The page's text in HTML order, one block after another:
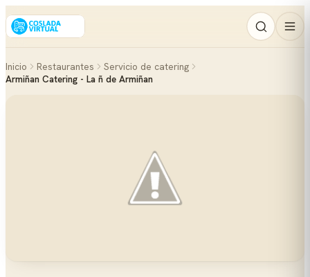
Inicio Restaurantes
Servicio de catering
Armiñan Catering - La ñ de Armiñan